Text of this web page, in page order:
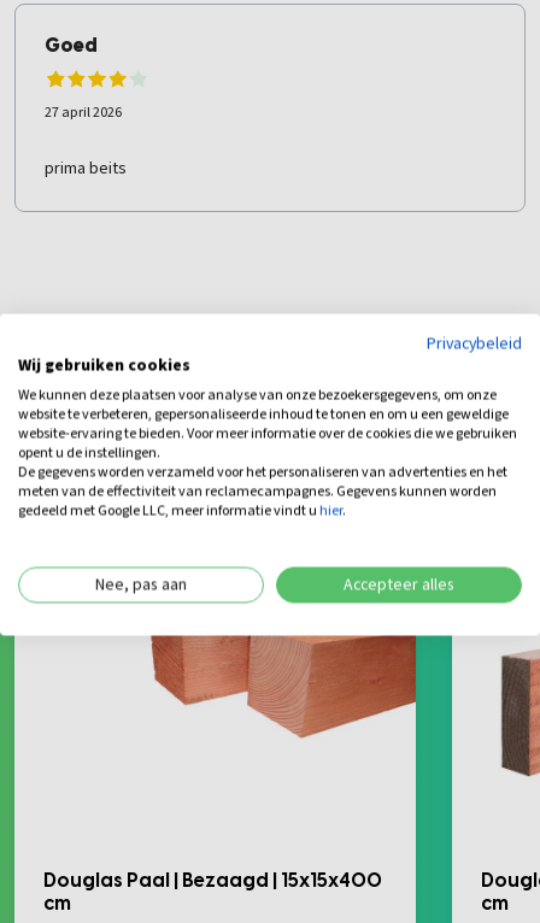
Goed
27 april 2026
prima beits
Bijbehorende producten
Douglas Paal | Bezaagd | 15x15x400
cm
cm
Privacybeleid
Wij gebruiken cookies
We kunnen deze plaatsen voor analyse van onze bezoekersgegevens, om onze
website te verbeteren, gepersonaliseerde inhoud te tonen en om u een geweldige
website-ervaring te bieden. Voor meer informatie over de cookies die we gebruiken
opent u de instellingen.
De gegevens worden verzameld voor het personaliseren van advertenties en het
meten van de effectiviteit van reclamecampagnes. Gegevens kunnen worden
gedeeld met Google LLC, meer informatie vindt uhier.
Nee, pas aan Accepteer alles